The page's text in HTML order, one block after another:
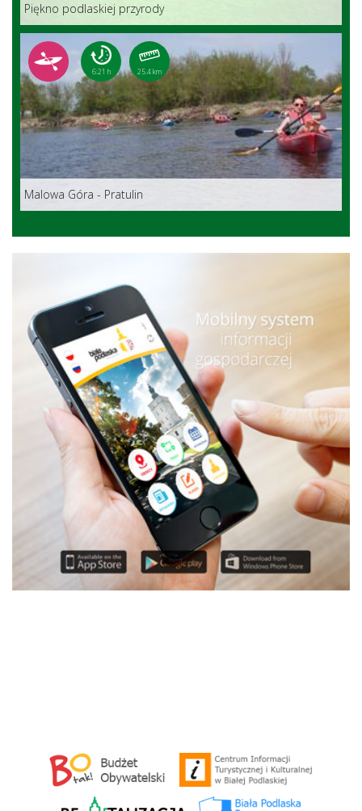
Piękno podlaskiej przyrody
6:21 h 25.4 km
Malowa Góra - Pratulin